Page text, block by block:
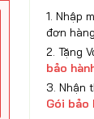
1. Nhập
đơn hàng
2. Tặng
bảo
3. Nhận
Gói bảo